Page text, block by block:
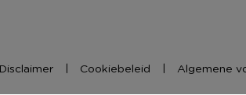
Disclaimer Cookiebeleid Algemene